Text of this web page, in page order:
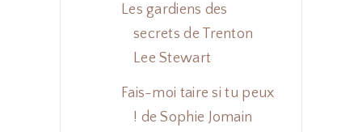
Les gardiens des
secrets de Trenton
Lee Stewart
Fais-moi taire si tu peux
! de Sophie Jomain